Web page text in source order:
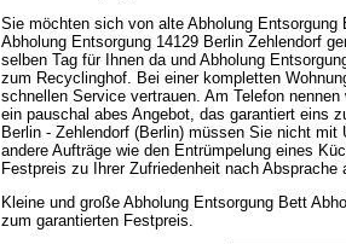
Sie möchten sich von alte Abholung
Abholung Entsorgung 14129 Berlin Zehlendorf
selben Tag für Ihnen da und Abholung
zum Recyclinghof. Bei einer kompletten
schnellen Service vertrauen. Am Telefon
ein pauschal abes Angebot, das garantiert eins
Berlin - Zehlendorf (Berlin) müssen Sie nicht mit
andere Aufträge wie den Entrümpelung eines
Festpreis zu Ihrer Zufriedenheit nach Absprache
Kleine und große Abholung Entsorgung Bett
zum garantierten Festpreis.